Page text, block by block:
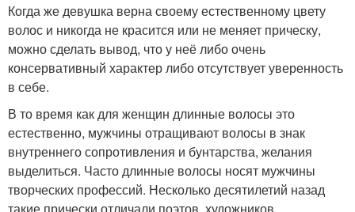
Когда же девушка верна своему естественному цвету
волос и никогда не красится или не меняет прическу,
можно сделать вывод, что у неё либо очень
консервативный характер либо отсутствует уверенность
в себе.
В то время как для женщин длинные волосы это
естественно, мужчины отращивают волосы в знак
внутреннего сопротивления и бунтарства, желания
выделиться. Часто длинные волосы носят мужчины
творческих профессий. Несколько десятилетий назад